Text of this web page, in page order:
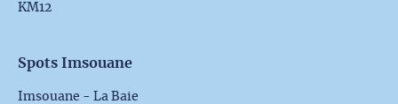
KM12
Spots Imsouane
Imsouane - La Baie